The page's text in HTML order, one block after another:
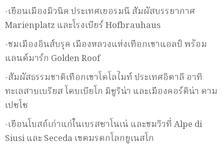
-เยือนเมืองมิวนิค ประเทศเยอรมนี สัมผัสบรรยากาศ
Marienplatz และโรงเบียร์ Hofbrauhaus
-ชมเมืองอินส์บรุค เมืองหลวงแห่งเทือกเขาแอลป์ พร้อม
แลนด์มาร์ก Golden Roof
-สัมผัสธรรมชาติเทือกเขาโดโลไมท์ ประเทศอิตาลี อาทิ
ทะเลสาบเบรียส โดบเบียโก มิซูริน่า และเมืองคอร์ติน่า ดาม
เปซโซ
-เยือนโบสถ์เก่าแก่ในเบรสซาโนเน่ และชมวิวที่ Alpe di
Siusi และ Seceda เขตมรดกโลกยูเนสโก